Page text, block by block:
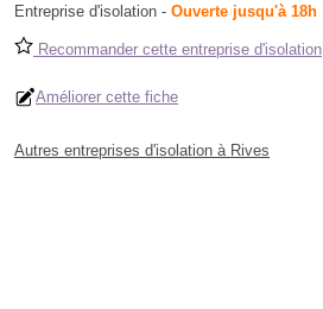
Entreprise d'isolation - Ouverte jusqu'à 18h
Recommander cette entreprise d'isolation
Améliorer cette fiche
Autres entreprises d'isolation à Rives